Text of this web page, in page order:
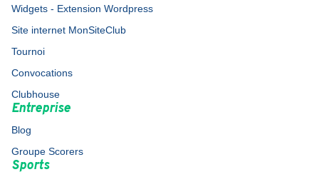
Widgets - Extension Wordpress
Site internet MonSiteClub
Tournoi
Convocations
Clubhouse
Entreprise
Blog
Groupe Scorers
Sports